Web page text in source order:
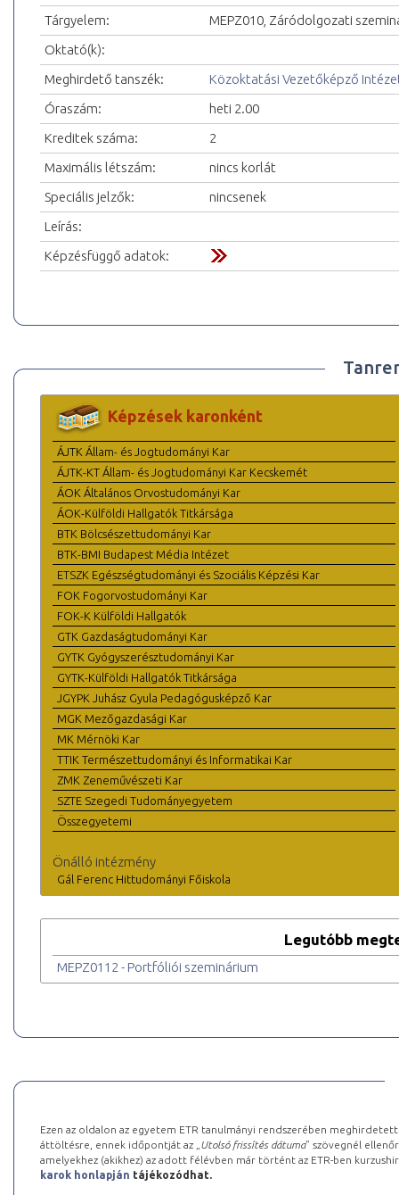
Tárgyelem:
MEPZ010, Záródolgozati
Oktató(k):
Meghirdető tanszék:
Közoktatási Vezetőképző
Óraszám:
heti 2.00
Kreditek száma:
2
Maximális létszám:
nincs korlát
Speciális jelzők:
nincsenek
Leírás:
Képzésfüggő adatok:
Képzések karonként
ÁJTK Állam- és Jogtudományi Kar
ÁJTK-KT Állam- és Jogtudományi Kar Kecskemét
ÁOK Általános Orvostudományi Kar
ÁOK-Külföldi Hallgatók Titkársága
BTK Bölcsészettudományi Kar
BTK-BMI Budapest Média Intézet
ETSZK Egészségtudományi és Szociális Képzési Kar
FOK Fogorvostudományi Kar
FOK-K Külföldi Hallgatók
GTK Gazdaságtudományi Kar
GYTK Gyógyszerésztudományi Kar
GYTK-Külföldi Hallgatók Titkársága
JGYPK Juhász Gyula Pedagógusképző Kar
MGK Mezőgazdasági Kar
MK Mérnöki Kar
TTIK Természettudományi és Informatikai Kar
ZMK Zeneművészeti Kar
SZTE Szegedi Tudományegyetem
Összegyetemi
Önálló intézmény
Gál Ferenc Hittudományi Főiskola
Legutóbb
MEPZ0112 - Portfóliói szeminárium
Ezen az oldalon az egyetem ETR tanulmányi rendszerében
áttöltésre, ennek időpontját az „ Utolsó frissítés dátuma” szövegnél
amelyekhez (akikhez) az adott félévben már történt az ETR-ben
karok honlapján tájékozódhat.